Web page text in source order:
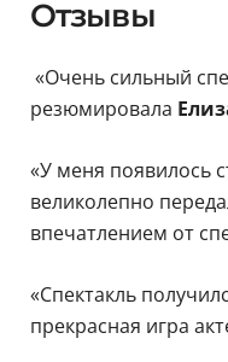
Отзывы
«Очень сильный
резюмировала
«У меня появилось
великолепно
впечатлением от
«Спектакль
прекрасная игра